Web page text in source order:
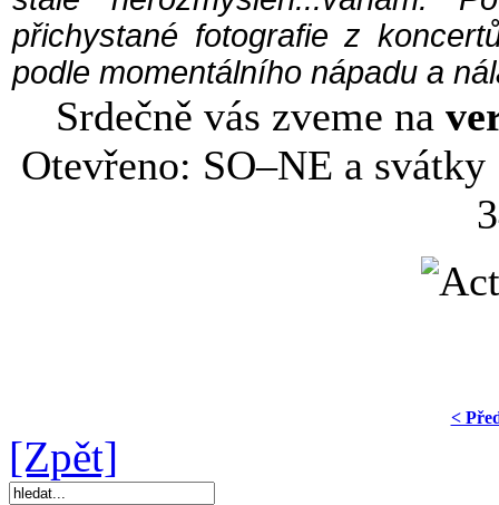
přichystané fotografie z
podle momentálního nápadu a
Srdečně vás zveme na
Otevřeno: SO–NE a
<
[Zpět]